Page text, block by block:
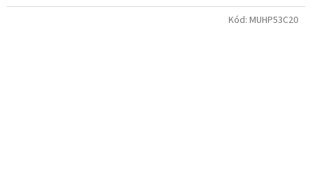
Kód: MUHP53C20